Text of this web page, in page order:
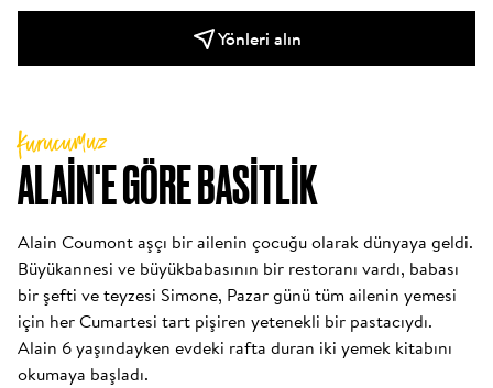
Yönleri alın
ALAIN'E GÖRE BASITLIK
Kurucumuz
Alain Coumont aşçı bir ailenin çocuğu olarak dünyaya geldi.
Büyükannesi ve büyükbabasının bir restoranı vardı, babası
bir şefti ve teyzesi Simone, Pazar günü tüm ailenin yemesi
için her Cumartesi tart pişiren yetenekli bir pastacıydı.
Alain 6 yaşındayken evdeki rafta duran iki yemek kitabını
okumaya başladı.